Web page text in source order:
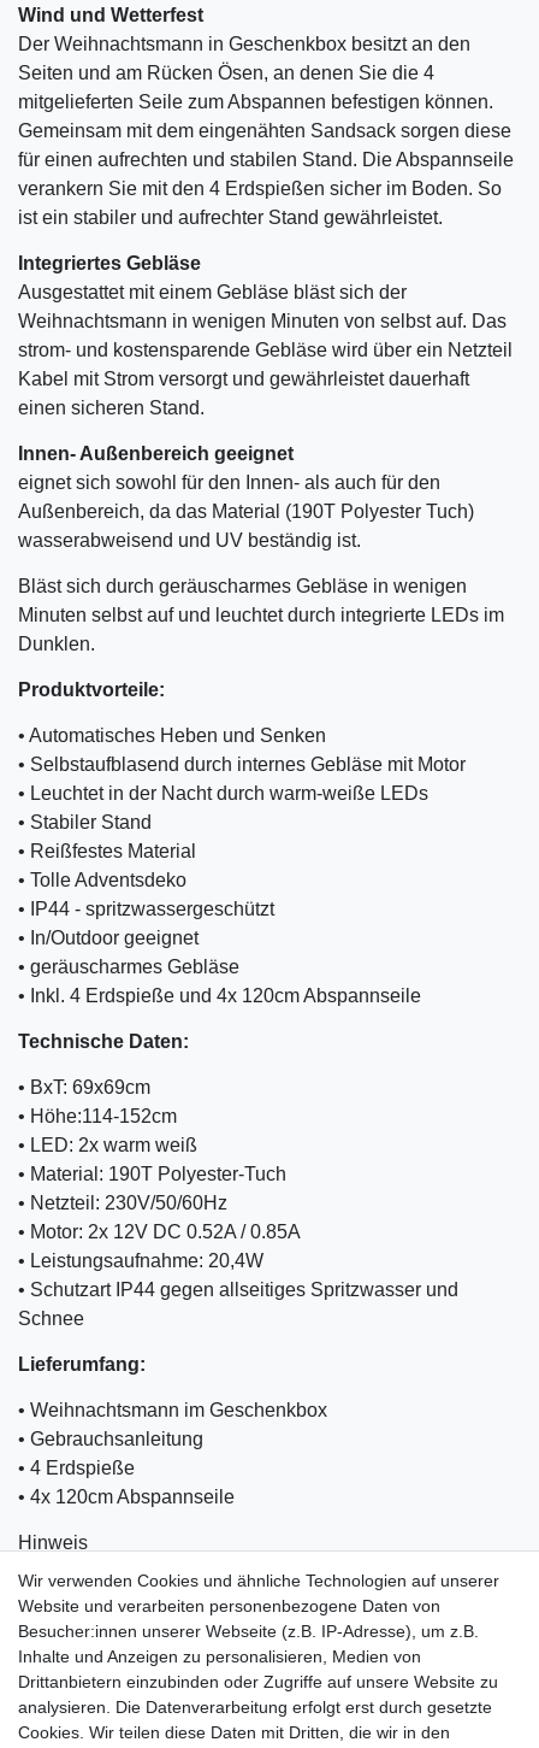
Wind und Wetterfest
Der Weihnachtsmann in Geschenkbox besitzt an den
Seiten und am Rücken Ösen, an denen Sie die 4
mitgelieferten Seile zum Abspannen befestigen können.
Gemeinsam mit dem eingenähten Sandsack sorgen diese
für einen aufrechten und stabilen Stand. Die Abspannseile
verankern Sie mit den 4 Erdspießen sicher im Boden. So
ist ein stabiler und aufrechter Stand gewährleistet.
Integriertes Gebläse
Ausgestattet mit einem Gebläse bläst sich der
Weihnachtsmann in wenigen Minuten von selbst auf. Das
strom- und kostensparende Gebläse wird über ein Netzteil
Kabel mit Strom versorgt und gewährleistet dauerhaft
einen sicheren Stand.
Innen- Außenbereich geeignet
eignet sich sowohl für den Innen- als auch für den
Außenbereich, da das Material (190T Polyester Tuch)
wasserabweisend und UV beständig ist.
Bläst sich durch geräuscharmes Gebläse in wenigen
Minuten selbst auf und leuchtet durch integrierte LEDs im
Dunklen.
Produktvorteile:
• Automatisches Heben und Senken
• Selbstaufblasend durch internes Gebläse mit Motor
• Leuchtet in der Nacht durch warm-weiße LEDs
• Stabiler Stand
• Reißfestes Material
• Tolle Adventsdeko
• IP44 - spritzwassergeschützt
• In/Outdoor geeignet
• geräuscharmes Gebläse
• Inkl. 4 Erdspieße und 4x 120cm Abspannseile
Technische Daten:
• BxT: 69x69cm
• Höhe:114-152cm
• LED: 2x warm weiß
• Material: 190T Polyester-Tuch
• Netzteil: 230V/50/60Hz
• Motor: 2x 12V DC 0.52A / 0.85A
• Leistungsaufnahme: 20,4W
• Schutzart IP44 gegen allseitiges Spritzwasser und
Schnee
Lieferumfang:
• Weihnachtsmann im Geschenkbox
• Gebrauchsanleitung
• 4 Erdspieße
• 4x 120cm Abspannseile
Hinweis
Um die aufrechte Haltung der Figur zu gewährleisten,
muss die Pumpe permanent Luft durchblasen. Sie müsste
daher ständig am Stromnetz angeschlossen sein.
Einkaufen
Wir verwenden Cookies und ähnliche Technologien auf unserer
Website und verarbeiten personenbezogene Daten von
Besucher:innen unserer Webseite (z.B. IP-Adresse), um z.B.
Inhalte und Anzeigen zu personalisieren, Medien von
Drittanbietern einzubinden oder Zugriffe auf unsere Website zu
analysieren. Die Datenverarbeitung erfolgt erst durch gesetzte
Cookies. Wir teilen diese Daten mit Dritten, die wir in den